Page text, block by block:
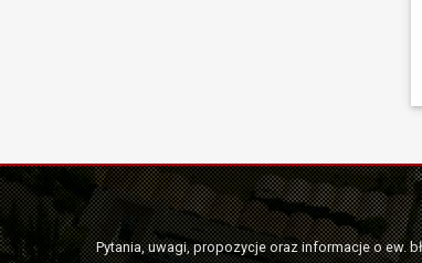
Pytania, uwagi, propozycje oraz informacje o ew.